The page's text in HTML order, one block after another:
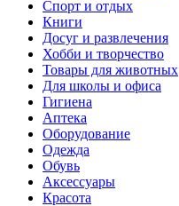
Спорт и отдых
Книги
Досуг и развлечения
Хобби и творчество
Товары для животных
Для школы и офиса
Гигиена
Аптека
Оборудование
Одежда
Обувь
Аксессуары
Красота